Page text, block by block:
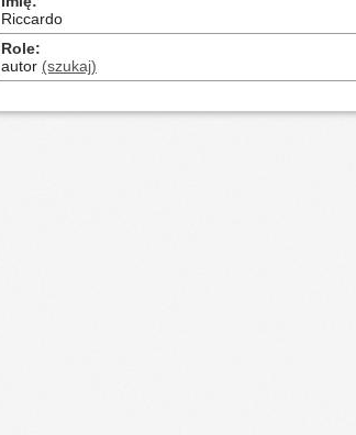
Riccardo
Role
autor (szukaj)